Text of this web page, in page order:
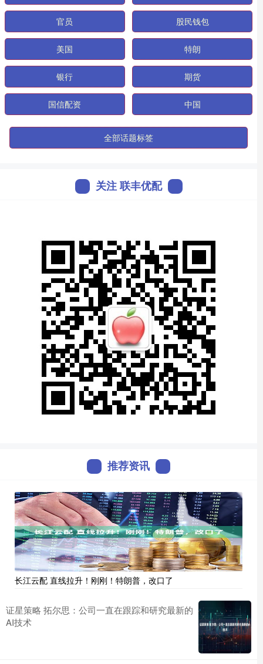
官员 股民钱包
美国 特朗
银行 期货
国信配资 中国
全部话题标签
关注 联丰优配
推荐资讯
长江云配 直线拉升！刚刚！特朗普，改口了
证星策略 拓尔思：公司一直在跟踪和研究最新的
AI技术